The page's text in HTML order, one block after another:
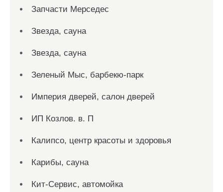
Запчасти Мерседес
Звезда, сауна
Звезда, сауна
Зеленый Мыс, барбекю-парк
Империя дверей, салон дверей
ИП Козлов. в. П
Калипсо, центр красоты и здоровья
Карибы, сауна
Кит-Сервис, автомойка